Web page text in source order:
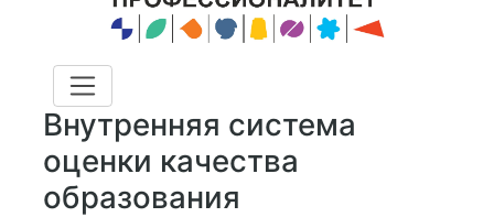
Внутренняя система
оценки качества
образования